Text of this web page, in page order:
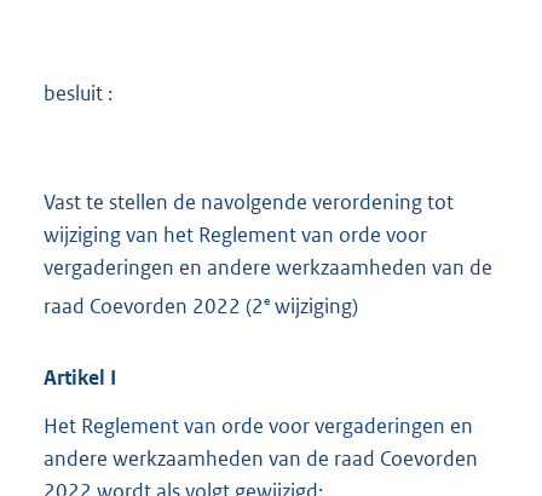
besluit :
Vast te stellen de navolgende verordening tot
wijziging van het Reglement van orde voor
vergaderingen en andere werkzaamheden van de
raad Coevorden 2022 (2e wijziging)
Artikel I
Het Reglement van orde voor vergaderingen en
andere werkzaamheden van de raad Coevorden